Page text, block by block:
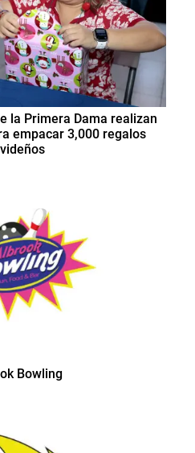
la Primera Dama realizan
empacar 3,000 regalos
Bowling